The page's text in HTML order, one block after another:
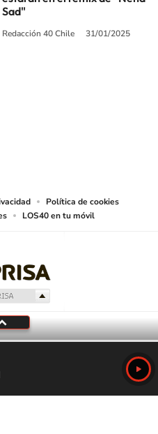
Sad"
Redacción 40 Chile 31/01/2025
Política de cookies
LOS40 en tu móvil